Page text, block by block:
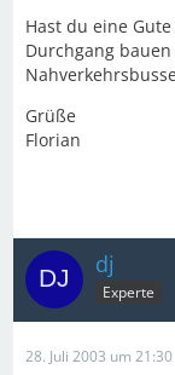
Hast du eine
Durchgang
Grüße
Florian
dj
Experte
28. Juli 2003 um 21:30